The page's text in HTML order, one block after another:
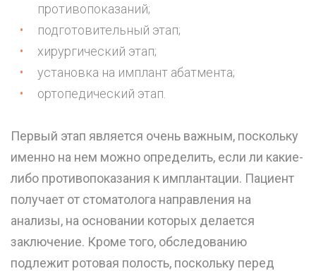
противопоказаний;
подготовительный этап;
хирургический этап;
установка на имплант абатмента;
ортопедический этап.
Первый этап является очень важным, поскольку
именно на нем можно определить, если ли какие-
либо противопоказания к имплантации. Пациент
получает от стоматолога направления на
анализы, на основании которых делается
заключение. Кроме того, обследованию
подлежит ротовая полость, поскольку перед